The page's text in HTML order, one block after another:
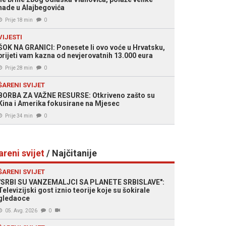
u Alajbegovića
Prije 18 min 0
NA GRANICI: Ponesete li ovo voće u Hrvatsku,
vam kazna od nevjerovatnih 13.000 eura
Prije 28 min 0
SVIJET
ZA VAŽNE RESURSE: Otkriveno zašto su
i Amerika fokusirane na Mjesec
Prije 34 min 0
svijet/ Najčitanije
SVIJET
SU VANZEMALJCI SA PLANETE SRBISLAVE":
gost iznio teorije koje su šokirale
05. Avg. 2026 0